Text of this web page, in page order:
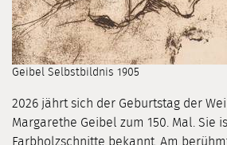
Geibel Selbstbildnis 1905
2026 jährt sich der Geburtstag der
Margarethe Geibel zum 150. Mal. Sie
Farbholzschnitte bekannt. Am